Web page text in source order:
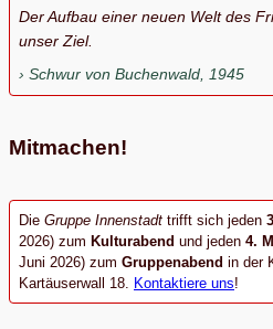
Der Aufbau einer neuen Welt des
unser Ziel.
Schwur von Buchenwald, 1945
Mitmachen!
Die Gruppe Innenstadt trifft sich jeden
2026) zum Kulturabend und jeden 4.
Juni 2026) zum Gruppenabend in der
Kartäuserwall 18. Kontaktiere uns!